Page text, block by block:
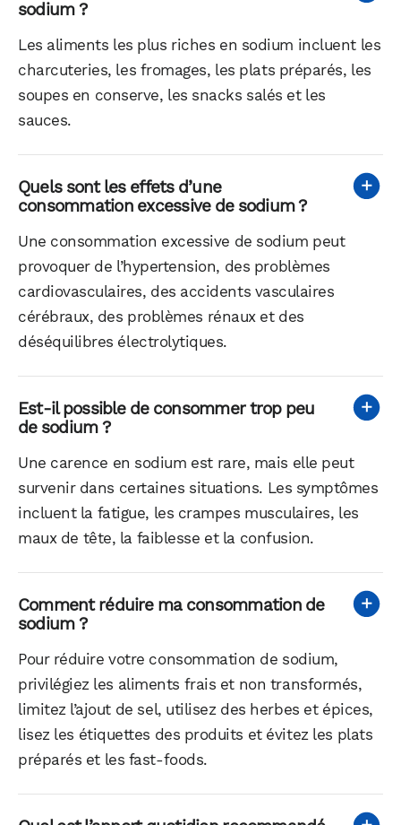
sodium ?
Les aliments les plus riches en sodium incluent les
charcuteries, les fromages, les plats préparés, les
soupes en conserve, les snacks salés et les
sauces.
Quels sont les effets d’une
consommation excessive de sodium ?
Une consommation excessive de sodium peut
provoquer de l’hypertension, des problèmes
cardiovasculaires, des accidents vasculaires
cérébraux, des problèmes rénaux et des
déséquilibres électrolytiques.
Est-il possible de consommer trop peu
de sodium ?
Une carence en sodium est rare, mais elle peut
survenir dans certaines situations. Les symptômes
incluent la fatigue, les crampes musculaires, les
maux de tête, la faiblesse et la confusion.
Comment réduire ma consommation de
sodium ?
Pour réduire votre consommation de sodium,
privilégiez les aliments frais et non transformés,
limitez l’ajout de sel, utilisez des herbes et épices,
lisez les étiquettes des produits et évitez les plats
préparés et les fast-foods.